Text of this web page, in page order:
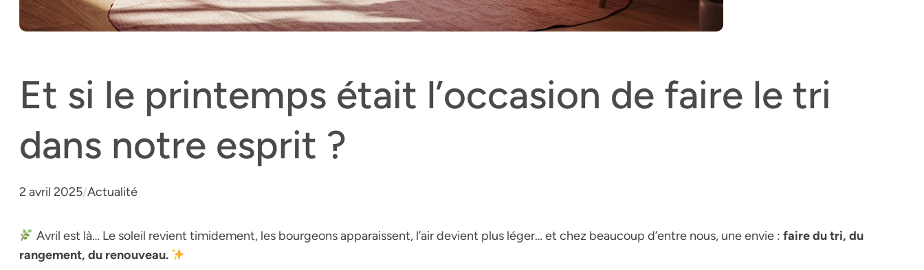
Et si le printemps était l’occasion de faire le tri
dans notre esprit ?
2 avril 2025/Actualité
Avril est là… Le soleil revient timidement, les bourgeons apparaissent, l’air devient plus léger… et chez beaucoup d’entre nous, une envie : faire du tri, du
rangement, du renouveau.